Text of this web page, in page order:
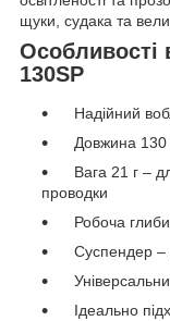
щуки, судака та
Особливості
130SP
Надійний
Довжина 130
Вага 21 г –
проводки
Робоча
Суспендер –
Ідеально